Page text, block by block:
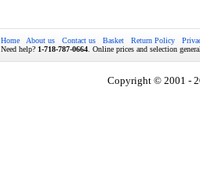
Home About us Contact us Basket Return Policy
Need help? 1-718-787-0664 . Online prices and selection
Copyright © 2001 -